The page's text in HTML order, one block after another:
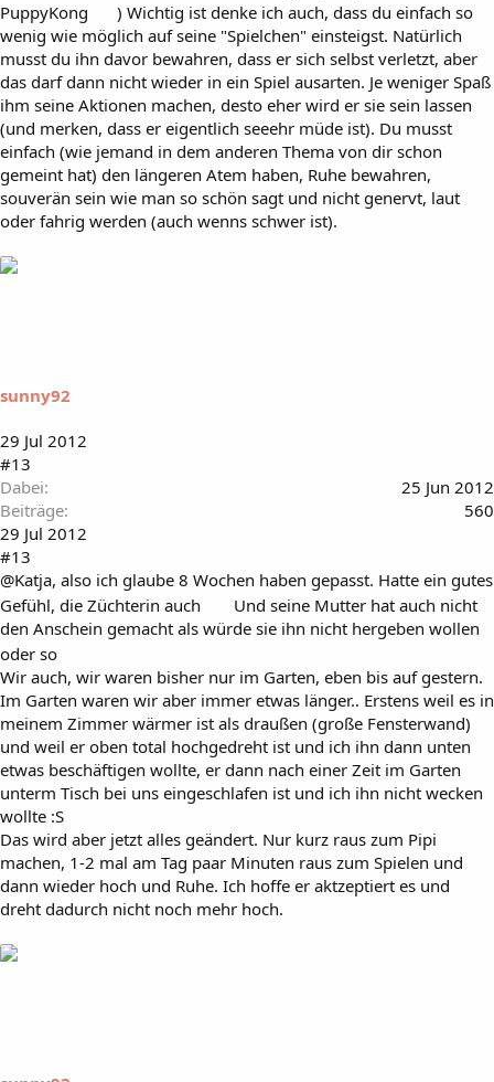
PuppyKong
) Wichtig ist denke ich auch, dass du einfach so
wenig wie möglich auf seine "Spielchen" einsteigst. Natürlich
musst du ihn davor bewahren, dass er sich selbst verletzt, aber
das darf dann nicht wieder in ein Spiel ausarten. Je weniger Spaß
ihm seine Aktionen machen, desto eher wird er sie sein lassen
(und merken, dass er eigentlich seeehr müde ist). Du musst
einfach (wie jemand in dem anderen Thema von dir schon
gemeint hat) den längeren Atem haben, Ruhe bewahren,
souverän sein wie man so schön sagt und nicht genervt, laut
oder fahrig werden (auch wenns schwer ist).
sunny92
29 Jul 2012
#13
Dabei
25 Jun 2012
Beiträge
560
29 Jul 2012
#13
@Katja, also ich glaube 8 Wochen haben gepasst. Hatte ein gutes
Gefühl, die Züchterin auch
Und seine Mutter hat auch nicht
den Anschein gemacht als würde sie ihn nicht hergeben wollen
oder so
Wir auch, wir waren bisher nur im Garten, eben bis auf gestern.
Im Garten waren wir aber immer etwas länger.. Erstens weil es in
meinem Zimmer wärmer ist als draußen (große Fensterwand)
und weil er oben total hochgedreht ist und ich ihn dann unten
etwas beschäftigen wollte, er dann nach einer Zeit im Garten
unterm Tisch bei uns eingeschlafen ist und ich ihn nicht wecken
wollte :S
Das wird aber jetzt alles geändert. Nur kurz raus zum Pipi
machen, 1-2 mal am Tag paar Minuten raus zum Spielen und
dann wieder hoch und Ruhe. Ich hoffe er aktzeptiert es und
dreht dadurch nicht noch mehr hoch.